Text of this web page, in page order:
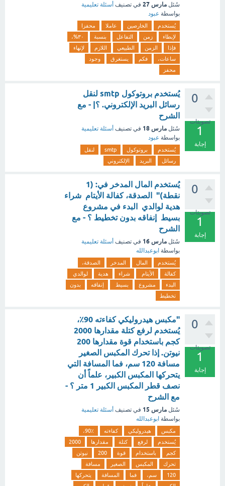
سُئل مارس 27 في تصنيف أسئلة تعليمية
بواسطة عبود
يُستخدم الخارصين عاملا
محفزا
لإبطاء
زمن التفاعل بنسبة
٣٠%،
فإذا
الزمن الطبيعي اللازم
لإنهاء
ساعات،
فكم يستغرق
وجود
محفز
0
تصويتات
1
إجابة
يُستخدم بروتوكول smtp لنقل
رسائل البريد الإلكتروني. ؟| - مع
الشرح
سُئل مارس 18 في تصنيف أسئلة تعليمية
بواسطة عبود
يُستخدم بروتوكول smtp
لنقل
رسائل
البريد الإلكتروني
0
تصويتات
1
إجابة
يُستخدم المال المدخر في: (1
نقطة)" الصدقة، كفالة الأيتام شراء
هدية لوالدي البدء في مشروع
بسيط إنفاقه بدون تخطيط ؟ - مع
الشرح
سُئل مارس 16 في تصنيف أسئلة تعليمية
بواسطة ابوعبدالله
يُستخدم المال المدخر
الصدقة،
كفالة
الأيتام شراء هدية
لوالدي
البدء
مشروع بسيط إنفاقه
بدون
تخطيط
0
تصويتات
1
إجابة
"مكبس هيدروليكي كفاءته 90٪،
يُستخدم لرفع كتلة مقدارها 2000
كجم باستخدام قوة مقدارها 200
نيوتن. إذا تحرك المكبس الصغير
مسافة 120 سم، فما المسافة التي
يتحركها المكبس الكبير، علماً أن
نصف قطر المكبس الكبير 1 متر ؟ -
مع الشرح
سُئل مارس 15 في تصنيف أسئلة تعليمية
بواسطة ابوعبدالله
مكبس هيدروليكي كفاءته
90٪،
يُستخدم
لرفع كتلة مقدارها
2000
كجم
باستخدام قوة 200
نيوتن
تحرك
المكبس الصغير
مسافة
120
سم، فما المسافة
يتحركها